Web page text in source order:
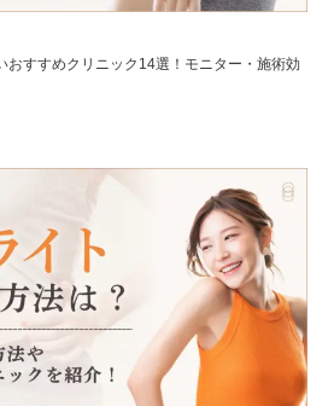
おすすめクリニック14選！モニター・施術効